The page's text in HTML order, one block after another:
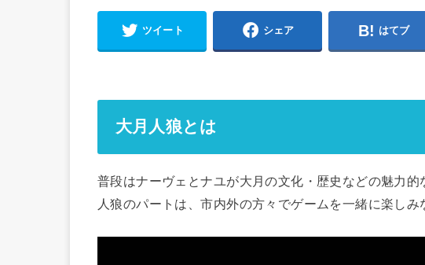
ツイート シェア はてブ
大月人狼とは
普段はナーヴェとナユが大月の文化・歴史などの魅力
人狼のパートは、市内外の方々でゲームを一緒に楽し